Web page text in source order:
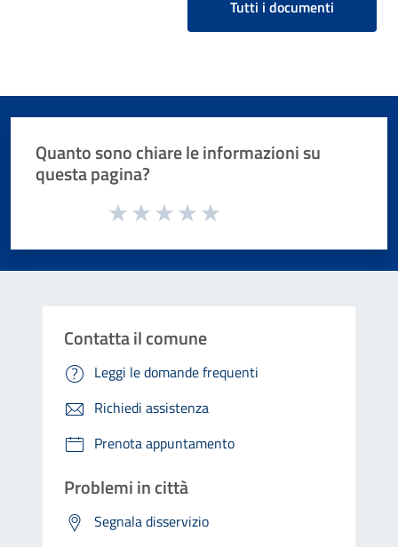
Tutti i documenti
Quanto sono chiare le informazioni su
questa pagina?
Valuta da 1 a 5 stelle la pagina
Contatta il comune
Leggi le domande frequenti
Richiedi assistenza
Prenota appuntamento
Problemi in città
Segnala disservizio